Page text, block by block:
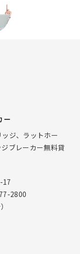
ー
ジ、ラットホー
ブレーカー無料貸
17
2800